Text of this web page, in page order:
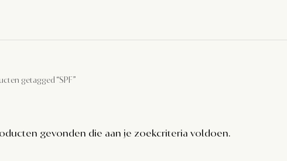
getagged “SPF”
gevonden die aan je zoekcriteria voldoen.